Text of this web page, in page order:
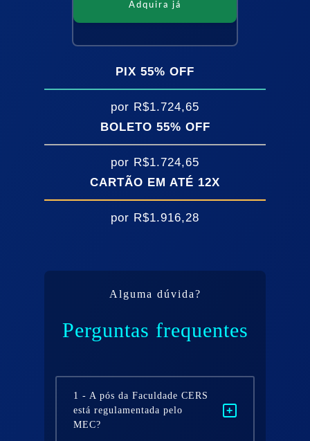
Adquira já
PIX 55% OFF
por R$1.724,65
BOLETO 55% OFF
por R$1.724,65
CARTÃO EM ATÉ 12X
por R$1.916,28
Alguma dúvida?
Perguntas frequentes
1 - A pós da Faculdade CERS
está regulamentada pelo
MEC?